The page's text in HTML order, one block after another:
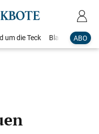
ABO
um die Teck Blaulicht